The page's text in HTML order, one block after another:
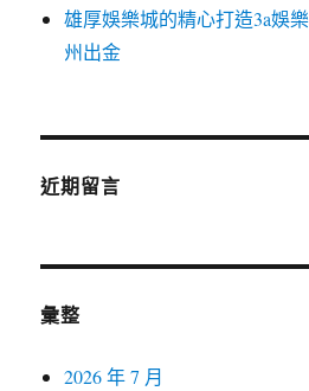
雄厚娛樂城的精心打造3a娛
州出金
近期留言
彙整
2026 年 7 月